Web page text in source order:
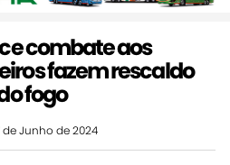
combate aos
fazem rescaldo
fogo
de Junho de 2024